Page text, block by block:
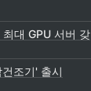
대 GPU 서버 갖
조기' 출시